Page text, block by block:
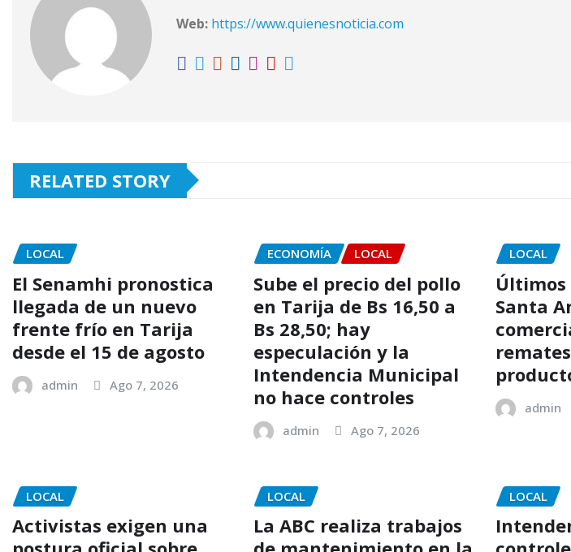
Web: https://www.quienesnoticia.com
RELATED STORY
LOCAL
El Senamhi pronostica
llegada de un nuevo
frente frío en Tarija
desde el 15 de agosto
admin Ago 7, 2026
ECONOMÍA LOCAL
Sube el precio del pollo
en Tarija de Bs 16,50 a
Bs 28,50; hay
especulación y la
Intendencia Municipal
no hace controles
admin Ago 7, 2026
LOCAL
Últimos
Santa
admin
LOCAL
Activistas exigen una
LOCAL
La ABC realiza trabajos
LOCAL